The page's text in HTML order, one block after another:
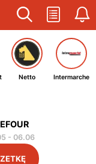
Netto Intermarche
- 06.06